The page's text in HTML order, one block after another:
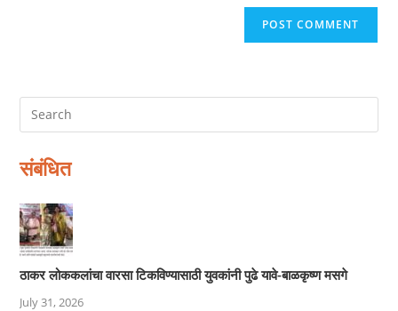
संबंधित
ठाकर लोककलांचा वारसा टिकविण्यासाठी युवकांनी पुढे यावे-बाळकृष्ण मसगे
July 31, 2026